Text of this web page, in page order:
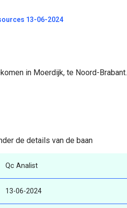
13-06-2024
in Moerdijk, te Noord-Brabant.
de details van de baan
Qc Analist
13-06-2024